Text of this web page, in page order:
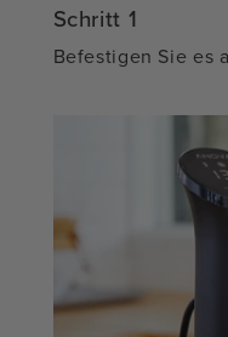
Schritt 1
Befestigen Sie es